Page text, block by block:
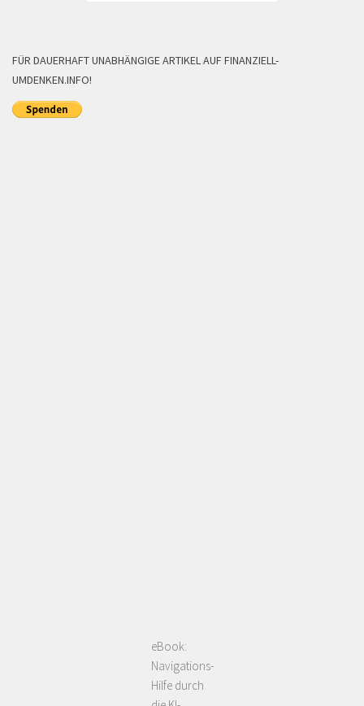
FÜR DAUERHAFT UNABHÄNGIGE ARTIKEL AUF FINANZIELL-
UMDENKEN.INFO!
eBook:
Navigations-
Hilfe durch